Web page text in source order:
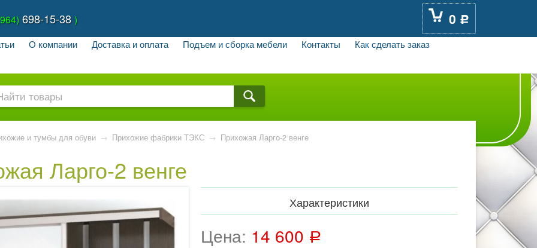
698-15-38) 0 Р
О компании Доставка и оплата Подъем и сборка мебели Контакты
Как сделать заказ
и тумбы для обуви → Прихожие фабрики ТЭКС → Прихожая Ларго-2 венге
Ларго-2 венге
Характеристики
Цена: 14 600 Р